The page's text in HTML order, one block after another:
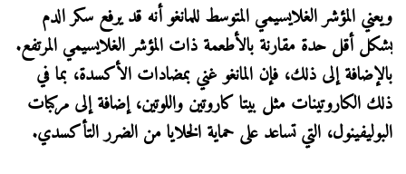
ويعني المؤشر الغلايسيمي المتوسط للمانغو أنه قد يرفع سكر الدم
بشكل أقل حدة مقارنة بالأطعمة ذات المؤشر الغلايسيمي المرتفع.
بالإضافة إلى ذلك، فإن المانغو غني بمضادات الأكسدة، بما في
ذلك الكاروتينات مثل بيتا كاروتين واللوتين، إضافة إلى مركبات
البوليفينول، التي تساعد على حماية الخلايا من الضرر التأكسدي.